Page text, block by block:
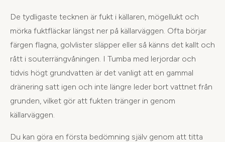
De tydligaste tecknen är fukt i källaren, mögellukt och
mörka fuktfläckar längst ner på källarväggen. Ofta börjar
färgen flagna, golvlister släpper eller så känns det kallt och
rått i souterrängvåningen. I Tumba med lerjordar och
tidvis högt grundvatten är det vanligt att en gammal
dränering satt igen och inte längre leder bort vattnet från
grunden, vilket gör att fukten tränger in genom
källarväggen.
Du kan göra en första bedömning själv genom att titta